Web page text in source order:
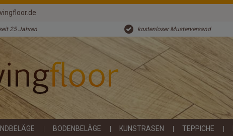
25 Jahren kostenloser Musterversand
BODENBELÄGE KUNSTRASEN TEPPICHE